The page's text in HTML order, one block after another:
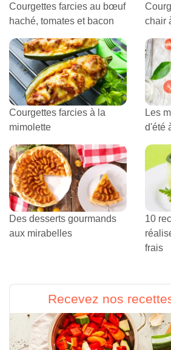
Courgettes farcies au bœuf
haché, tomates et bacon
chair
Courgettes farcies à la
mimolette
Les
d'été
Des desserts gourmands
aux mirabelles
10
frais
Recevez nos